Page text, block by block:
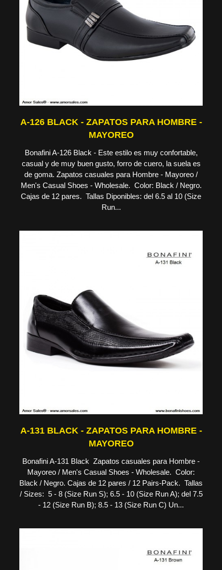
A-126 BLACK - ZAPATOS PARA HOMBRE -
MAYOREO
Bonafini A-126 Black - Este estilo es muy confortable,
casual y de muy buen gusto, forro de cuero, la suela es
de goma. Zapatos casuales para Hombre - Mayoreo /
Men's Casual Shoes - Wholesale. Color: Black / Negro.
Cajas de 12 pares. Tallas Diponibles: del 6.5 al 10 (Size
Run...
A-131 BLACK - ZAPATOS PARA HOMBRE -
MAYOREO
Bonafini A-131 Black Zapatos casuales para Hombre -
Mayoreo / Men's Casual Shoes - Wholesale. Color:
Black / Negro. Cajas de 12 pares / 12 Pairs-Pack. Tallas
/ Sizes: 5 - 8 (Size Run S); 6.5 - 10 (Size Run A); del 7.5
- 12 (Size Run B); 8.5 - 13 (Size Run C) Un...